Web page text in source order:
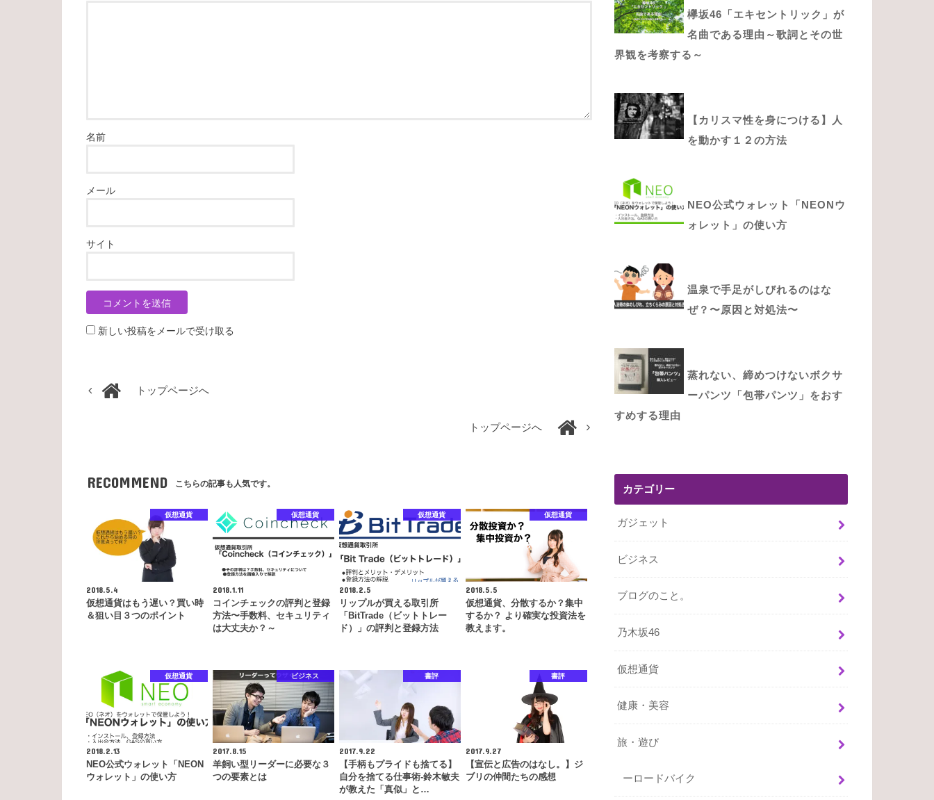
名前
メール
サイト
新しい投稿をメールで受け取る
トップページへ
トップページへ
RECOMMEND こちらの記事も人気です。
仮想通貨
2018.5.4
仮想通貨はもう遅い？買い時
＆狙い目３つのポイント
仮想通貨
2018.1.11
コインチェックの評判と登録
方法〜手数料、セキュリティ
は大丈夫か？～
仮想通貨
2018.2.5
リップルが買える取引所
「BitTrade（ビットトレー
ド）」の評判と登録方法
仮想通貨
2018.5.5
仮想通貨、分散するか？集中
するか？ より確実な投資法を
教えます。
仮想通貨
2018.2.13
NEO公式ウォレット「NEON
ウォレット」の使い方
ビジネス
2017.8.15
羊飼い型リーダーに必要な３
つの要素とは
書評
2017.9.22
【手柄もプライドも捨てる】
自分を捨てる仕事術-鈴木敏夫
が教えた「真似」と…
書評
2017.9.27
【宣伝と広告のはなし。】ジ
ブリの仲間たちの感想
欅坂46「エキセントリック」が
名曲である理由～歌詞とその世
界観を考察する～
【カリスマ性を身につける】人
を動かす１２の方法
NEO公式ウォレット「NEONウ
ォレット」の使い方
温泉で手足がしびれるのはな
ぜ？〜原因と対処法〜
蒸れない、締めつけないボクサ
ーパンツ「包帯パンツ」をおす
すめする理由
カテゴリー
ガジェット
ビジネス
ブログのこと。
乃木坂46
仮想通貨
健康・美容
旅・遊び
ーロードバイク